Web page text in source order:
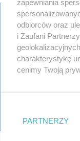
©
zapewniania
odbiorców oraz
i Zaufani
charakterystykę
cenimy Twoją
danych nie
PARTNERZY